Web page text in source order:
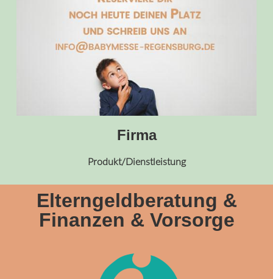
Firma
Produkt/Dienstleistung
Elterngeldberatung &
Finanzen & Vorsorge